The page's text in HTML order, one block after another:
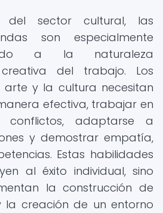
del sector cultural, las
son especialmente
a la naturaleza
del trabajo. Los
arte y la cultura necesitan
efectiva, trabajar en
conflictos, adaptarse a
y demostrar empatía,
Estas habilidades
al éxito individual, sino
la construcción de
la creación de un entorno